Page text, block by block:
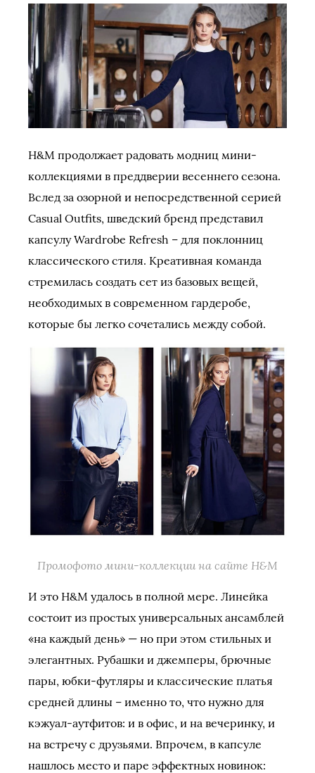
H&M продолжает радовать модниц мини-
коллекциями в преддверии весеннего сезона.
Вслед за озорной и непосредственной серией
Casual Outfits, шведский бренд представил
капсулу Wardrobe Refresh – для поклонниц
классического стиля. Креативная команда
стремилась создать сет из базовых вещей,
необходимых в современном гардеробе,
которые бы легко сочетались между собой.
Промофото мини-коллекции на сайте H&M
И это H&M удалось в полной мере. Линейка
состоит из простых универсальных ансамблей
«на каждый день» — но при этом стильных и
элегантных. Рубашки и джемперы, брючные
пары, юбки-футляры и классические платья
средней длины – именно то, что нужно для
кэжуал-аутфитов: и в офис, и на вечеринку, и
на встречу с друзьями. Впрочем, в капсуле
нашлось место и паре эффектных новинок: